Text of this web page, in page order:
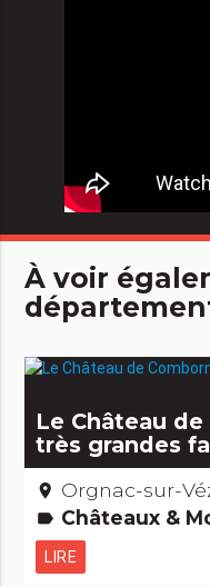
À voir
Le Château
très grandes
place Orgnac-sur-
label Châteaux &
LIRE